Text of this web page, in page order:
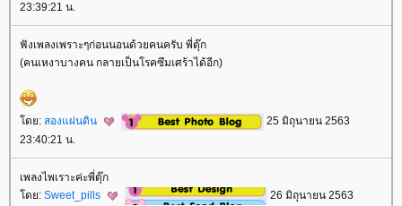
23:39:21 น.
ฟังเพลงเพราะๆก่อนนอนด้วยคนครับ พี่ตุ๊ก
(คนเหงาบางคน กลายเป็นโรคซึมเศร้าได้อีก)
ดย: สองแผ่นดิน
25 มิถุนายน 2563
23:40:21 น.
เพลงไพเราะค่ะพี่ตุ๊ก
ดย: Sweet_pills
26 มิถุนายน 2563